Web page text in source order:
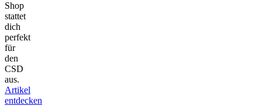
Shop
stattet
dich
perfekt
für
den
CSD
aus.
Artikel
entdecken